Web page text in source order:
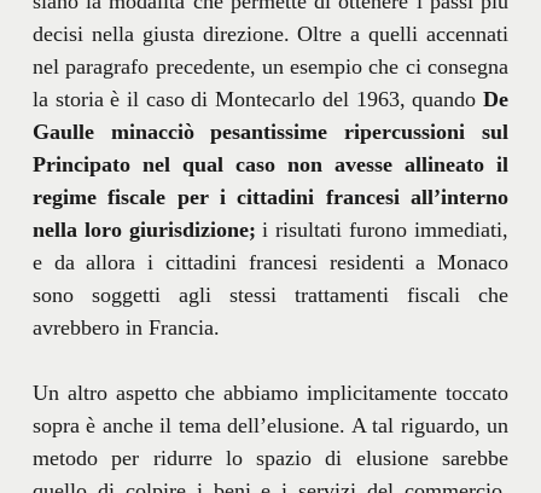
decisi nella giusta direzione. Oltre a quelli accennati
nel paragrafo precedente, un esempio che ci consegna
la storia è il caso di Montecarlo del 1963, quandoDe
Gaulle minacciò pesantissime ripercussioni sul
Principato nel qual caso non avesse allineato il
regime fiscale per i cittadini francesi all’interno
nella loro giurisdizione; i risultati furono immediati,
e da allora i cittadini francesi residenti a Monaco
sono soggetti agli stessi trattamenti fiscali che
avrebbero in Francia.
Un altro aspetto che abbiamo implicitamente toccato
sopra è anche il tema dell’elusione. A tal riguardo, un
metodo per ridurre lo spazio di elusione sarebbe